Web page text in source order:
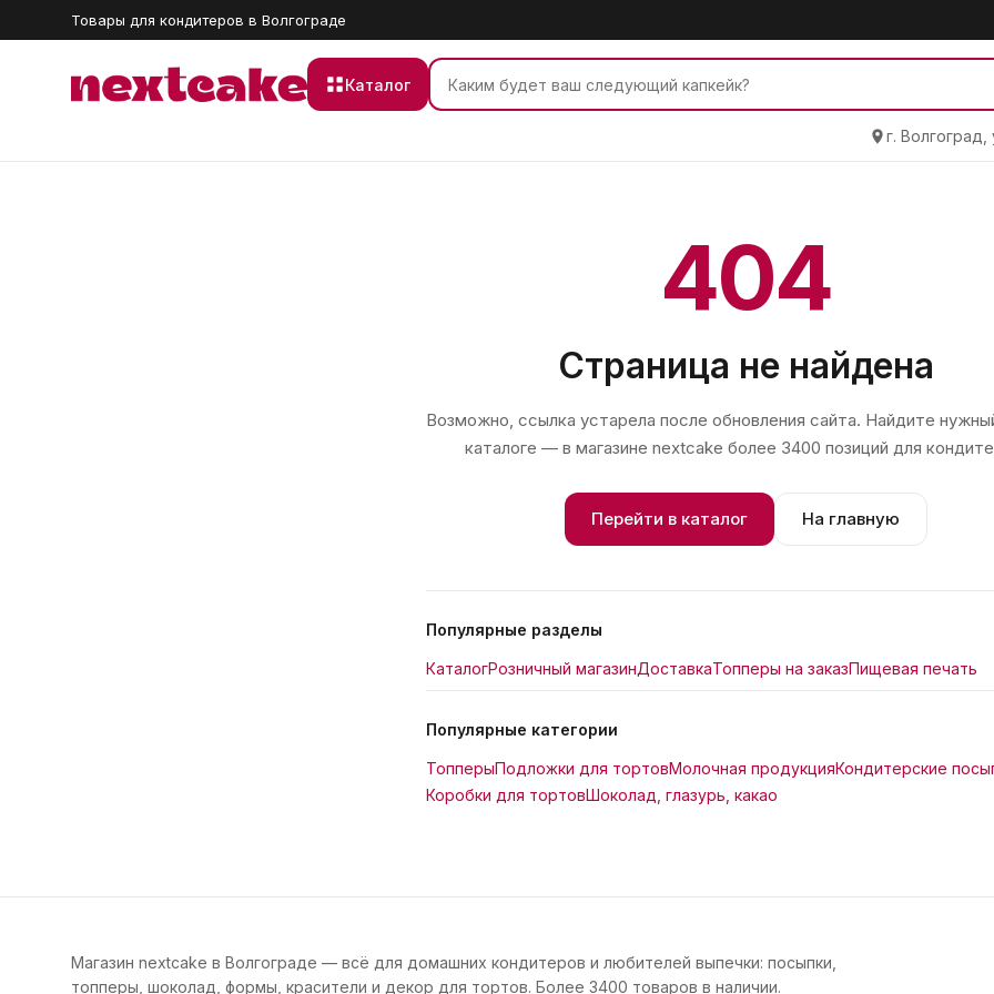
Товары для кондитеров в Волгограде
Каталог
г.
404
Страница не найдена
Возможно, ссылка устарела после обновления сайта. Найдите
каталоге — в магазине nextcake более 3400 позиций для
Перейти в каталог На главную
Популярные разделы
КаталогРозничный магазинДоставкаТопперы на заказПищевая печать
Популярные категории
ТопперыПодложки для тортовМолочная продукцияКондитерские
Коробки для тортовШоколад, глазурь, какао
Магазин nextcake в Волгограде — всё для домашних кондитеров и любителей выпечки: посыпки,
топперы, шоколад, формы, красители и декор для тортов. Более 3400 товаров в наличии.